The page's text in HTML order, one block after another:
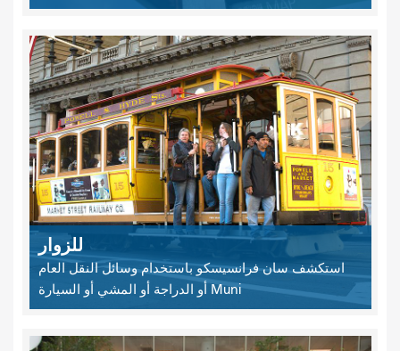
للزوار
استكشف سان فرانسيسكو باستخدام وسائل النقل العام
Muni أو الدراجة أو المشي أو السيارة